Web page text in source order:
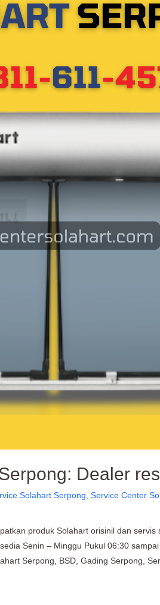
Dealer
Solahart Serpong ,Service Center
produk Solahart orisinil dan
Senin – Minggu Pukul 06:30
Serpong, BSD, Gading Serpong,